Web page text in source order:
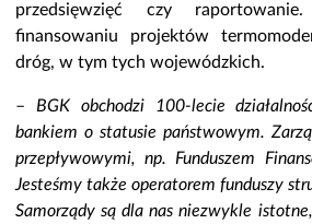
przedsięwzięć czy
finansowaniu projektów
dróg, w tym tych wojewódzkich.
– BGK obchodzi 100-lecie
bankiem o statusie państwowym.
przepływowymi, np. Funduszem
Jesteśmy także operatorem funduszy
Samorządy są dla nas niezwykle